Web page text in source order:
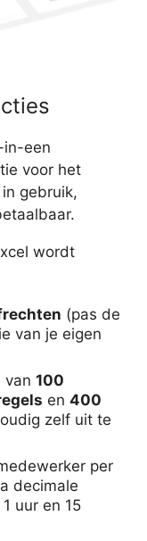
in-een
voor het
gebruik,
wordt
(pas de
van je eigen
van 100
en 400
zelf uit te
per
decimale
uur en 15